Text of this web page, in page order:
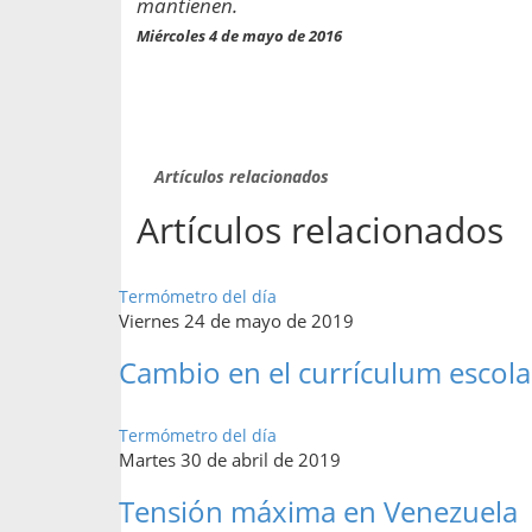
Miércoles 4 de mayo de 2016
Artículos relacionados
Artículos relacionados
Termómetro del día
Viernes 24 de mayo de 2019
Cambio en el currículum
Termómetro del día
Martes 30 de abril de 2019
Tensión máxima en Venezuela
entregados por la
sobre viajes al extranjero